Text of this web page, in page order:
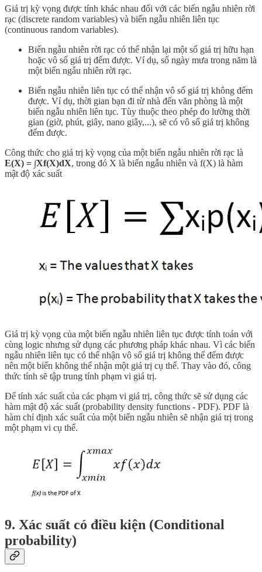
Giá trị kỳ vọng được tính khác nhau đối với các biến ngẫu nhiên rời
rạc (discrete random variables) và biến ngẫu nhiên liên tục
(continuous random variables).
Biến ngẫu nhiên rời rạc có thể nhận lại một số giá trị hữu hạn
hoặc vô số giá trị đếm được. Ví dụ, số ngày mưa trong năm là
một biến ngẫu nhiên rời rạc.
Biến ngẫu nhiên liên tục có thể nhận vô số giá trị không đếm
được. Ví dụ, thời gian bạn đi từ nhà đến văn phòng là một
biến ngẫu nhiên liên tục. Tùy thuộc theo phép đo lường thời
gian (giờ, phút, giây, nano giây,...), sẽ có vô số giá trị không
đếm được.
Công thức cho giá trị kỳ vọng của một biến ngẫu nhiên rời rạc là
E(X) = ∫Xf(X)dX, trong đó X là biến ngẫu nhiên và f(X) là hàm
mật độ xác suất
Giá trị kỳ vọng của một biến ngẫu nhiên liên tục được tính toán với
cùng logic nhưng sử dụng các phương pháp khác nhau. Vì các biến
ngẫu nhiên liên tục có thể nhận vô số giá trị không thể đếm được
nên một biến không thể nhận một giá trị cụ thể. Thay vào đó, công
thức tính sẽ tập trung tính phạm vi giá trị.
Để tính xác suất của các phạm vi giá trị, công thức sẽ sử dụng các
hàm mật độ xác suất (probability density functions - PDF). PDF là
hàm chỉ định xác suất của một biến ngẫu nhiên sẽ nhận giá trị trong
một phạm vi cụ thể.
9. Xác suất có điều kiện (Conditional
probability)